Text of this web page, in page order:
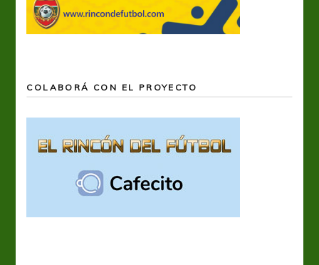
COLABORÁ CON EL PROYECTO